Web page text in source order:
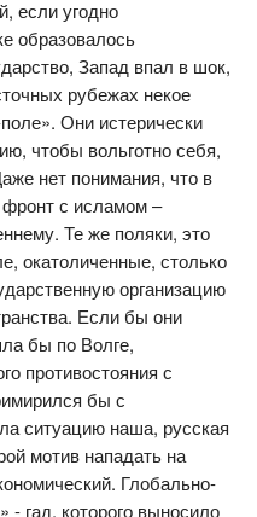
если угодно
образовалось
Запад впал в шок,
рубежах некое
Они истерически
чтобы вольготно себя,
нет понимания, что в
с исламом –
Те же поляки, это
окатоличенные, столько
организацию
Если бы они
бы по Волге,
противостояния с
бы с
ситуацию наша, русская
мотив нападать на
Глобально-
- гад, которого выносило